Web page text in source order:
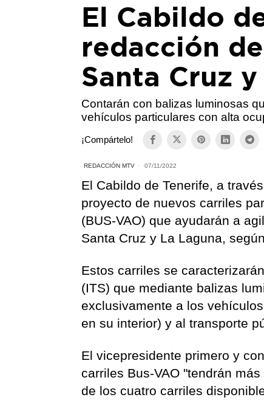
El Cabildo
redacción
Santa Cruz
Contarán con balizas luminosas
vehículos particulares con alta
¡Compártelo!
REDACCIÓN MTV 07/11/2022
El Cabildo de Tenerife, a
proyecto de nuevos carriles
(BUS-VAO) que ayudarán a
Santa Cruz y La Laguna,
Estos carriles se
(ITS) que mediante balizas
exclusivamente a los
en su interior) y al transporte
El vicepresidente primero y
carriles Bus-VAO "tendrán
de los cuatro carriles